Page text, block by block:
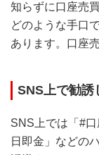
知らずに口座売
どのような手口
あります。口座
SNS上で勧誘
SNS上では「#
日即金」などの